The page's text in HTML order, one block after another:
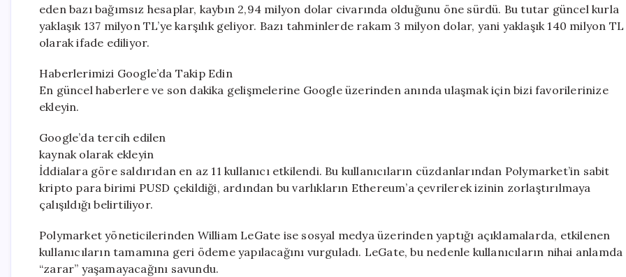
eden bazı bağımsız hesaplar, kaybın 2,94 milyon dolar civarında olduğunu öne sürdü. Bu tutar güncel kurla
yaklaşık 137 milyon TL’ye karşılık geliyor. Bazı tahminlerde rakam 3 milyon dolar, yani yaklaşık 140 milyon TL
olarak ifade ediliyor.
Haberlerimizi Google’da Takip Edin
En güncel haberlere ve son dakika gelişmelerine Google üzerinden anında ulaşmak için bizi favorilerinize
ekleyin.
Google’da tercih edilen
kaynak olarak ekleyin
İddialara göre saldırıdan en az 11 kullanıcı etkilendi. Bu kullanıcıların cüzdanlarından Polymarket’in sabit
kripto para birimi PUSD çekildiği, ardından bu varlıkların Ethereum’a çevrilerek izinin zorlaştırılmaya
çalışıldığı belirtiliyor.
Polymarket yöneticilerinden William LeGate ise sosyal medya üzerinden yaptığı açıklamalarda, etkilenen
kullanıcıların tamamına geri ödeme yapılacağını vurguladı. LeGate, bu nedenle kullanıcıların nihai anlamda
“zarar” yaşamayacağını savundu.